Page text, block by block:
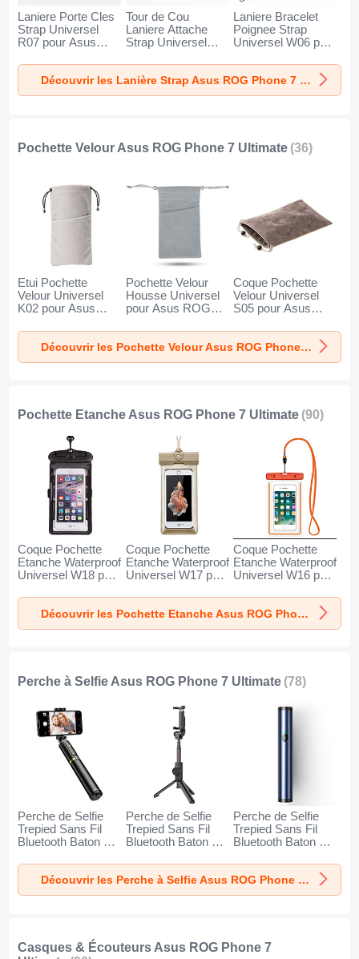
Laniere Porte Cles
Strap Universel
R07 pour Asus
Ultimate Bleu
Tour de Cou
Laniere Attache
Strap Universel
ROG Phone 7
Ultimate Noir
Laniere Bracelet
Poignee Strap
Universel W06 pour
7 Ultimate Noir
Découvrir les Lanière Strap Asus ROG Phone 7 Ultimate
Pochette Velour Asus ROG Phone 7 Ultimate (36)
Etui Pochette
Velour Universel
K02 pour Asus
Ultimate Gris
Pochette Velour
Housse Universel
pour Asus ROG
Gris
Coque Pochette
Velour Universel
S05 pour Asus
Ultimate Marron
Découvrir les Pochette Velour Asus ROG Phone 7 Ultimate
Pochette Etanche Asus ROG Phone 7 Ultimate (90)
Coque Pochette
Etanche Waterproof
Universel W18 pour
7 Ultimate Noir
Coque Pochette
Etanche Waterproof
Universel W17 pour
7 Ultimate Or
Coque Pochette
Etanche Waterproof
Universel W16 pour
7 Ultimate Orange
Découvrir les Pochette Etanche Asus ROG Phone 7 Ultimate
Perche à Selfie Asus ROG Phone 7 Ultimate (78)
Perche de Selfie
Trepied Sans Fil
Bluetooth Baton de
Poche Universel
T34 pour Asus
ROG Phone 7
Perche de Selfie
Trepied Sans Fil
Bluetooth Baton de
Poche Universel
T32 pour Asus
ROG Phone 7
Perche de Selfie
Trepied Sans Fil
Bluetooth Baton de
Poche Universel
T31 pour Asus
ROG Phone 7
Découvrir les Perche à Selfie Asus ROG Phone 7 Ultimate
Casques & Écouteurs Asus ROG Phone 7